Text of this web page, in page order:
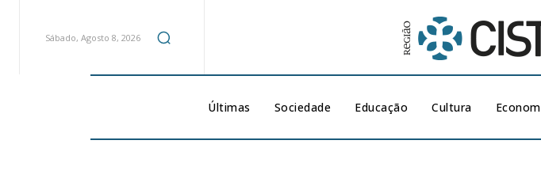
Sábado, Agosto 8, 2026
Últimas Sociedade Educação Cultura